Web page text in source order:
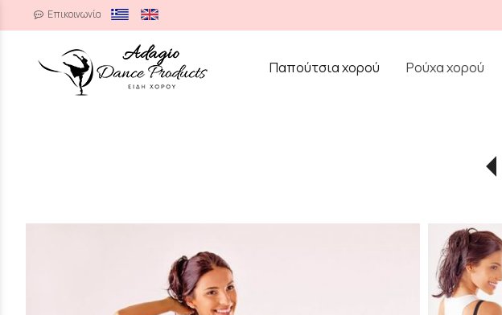
Επικοινωνία
Παπούτσια χορού
Ρούχα χορού